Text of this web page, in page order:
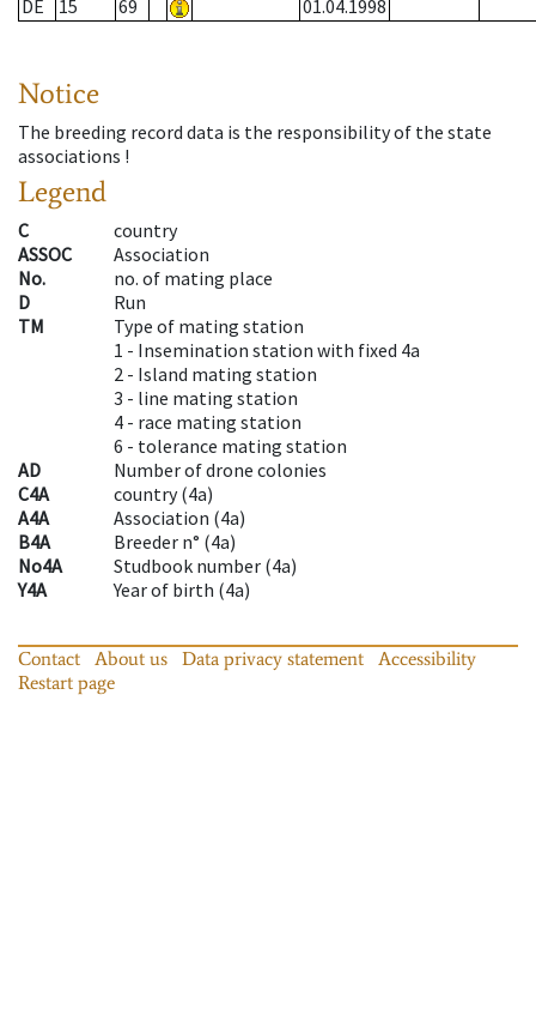
DE
15 69 01.04.1998
Notice
The breeding record data is the responsibility of the state
associations !
Legend
C
country
ASSOC
Association
No.
no. of mating place
D
Run
TM
Type of mating station
1 - Insemination station with fixed 4a
2 - Island mating station
3 - line mating station
4 - race mating station
6 - tolerance mating station
AD
Number of drone colonies
C4A
country(4a)
A4A
Association (4a)
B4A
Breeder n° (4a)
No4A
Studbook number (4a)
Y4A
Year of birth (4a)
Contact About us Data privacy statement
Accessibility
Restart page